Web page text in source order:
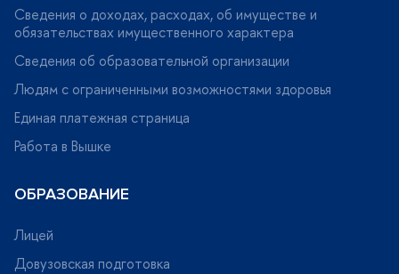
Сведения о доходах, расходах, об имуществе и
обязательствах имущественного характера
Сведения об образовательной организации
Людям с ограниченными возможностями здоровья
Единая платежная страница
Работа в Вышке
ОБРАЗОВАНИЕ
Лицей
Довузовская подготовка